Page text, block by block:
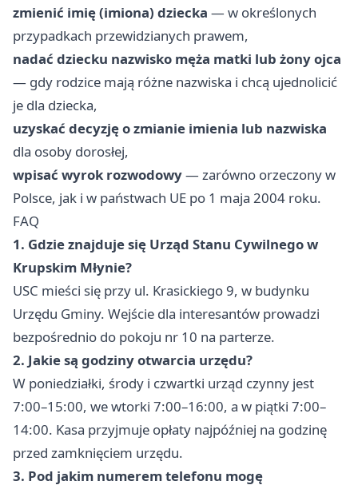
zmienić imię (imiona) dziecka — w określonych
przypadkach przewidzianych prawem,
nadać dziecku nazwisko męża matki lub żony ojca
— gdy rodzice mają różne nazwiska i chcą ujednolicić
je dla dziecka,
uzyskać decyzję o zmianie imienia lub nazwiska
dla osoby dorosłej,
wpisać wyrok rozwodowy— zarówno orzeczony w
Polsce, jak i w państwach UE po 1 maja 2004 roku.
FAQ
1. Gdzie znajduje się Urząd Stanu Cywilnego w
Krupskim Młynie?
USC mieści się przy ul. Krasickiego 9, w budynku
Urzędu Gminy. Wejście dla interesantów prowadzi
bezpośrednio do pokoju nr 10 na parterze.
2. Jakie są godziny otwarcia urzędu?
W poniedziałki, środy i czwartki urząd czynny jest
7:00–15:00, we wtorki 7:00–16:00, a w piątki 7:00–
14:00. Kasa przyjmuje opłaty najpóźniej na godzinę
przed zamknięciem urzędu.
3. Pod jakim numerem telefonu mogę